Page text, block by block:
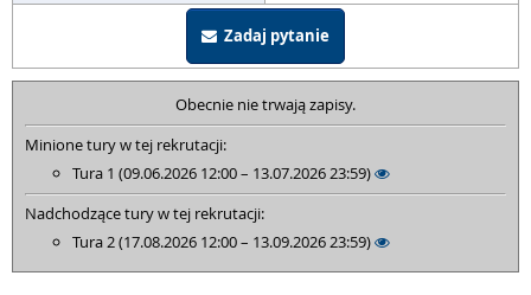
Zadaj pytanie
Obecnie nie trwają zapisy.
Minione tury w tej rekrutacji:
Tura 1 (09.06.2026 12:00 – 13.07.2026 23:59)
Nadchodzące tury w tej rekrutacji:
Tura 2 (17.08.2026 12:00 – 13.09.2026 23:59)